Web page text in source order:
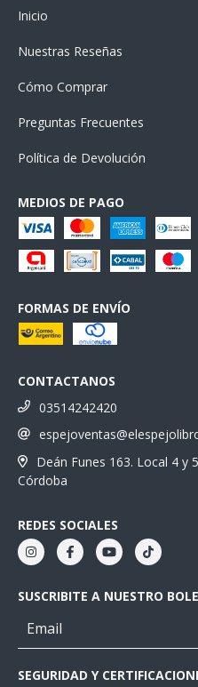
Inicio
Nuestras Reseñas
Cómo Comprar
Preguntas Frecuentes
Política de Devolución
MEDIOS DE PAGO
FORMAS DE ENVÍO
CONTACTANOS
03514242420
Deán Funes 163. Local 4 y
Córdoba
REDES SOCIALES
SUSCRIBITE A NUESTRO
SEGURIDAD Y